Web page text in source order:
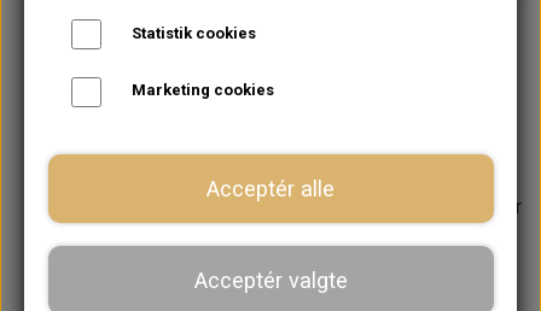
Som org. starter med 9 tænder,
1984.
starter med 10 tænder har været
originalt på alle Metro motorer og
vist også nogle Midget/Sprite og har
ALTID at montere den starter motor
Statistik cookies
Marketing cookies
Acceptér alle
Acceptér valgte